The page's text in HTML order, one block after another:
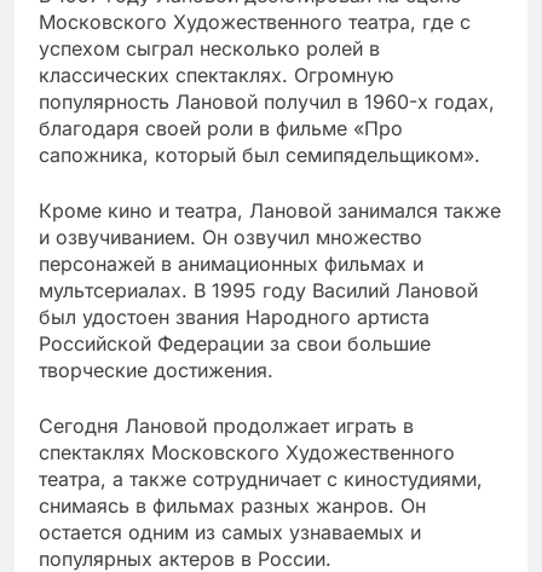
Московского Художественного театра, где с
успехом сыграл несколько ролей в
классических спектаклях. Огромную
популярность Лановой получил в 1960-х годах,
благодаря своей роли в фильме «Про
сапожника, который был семипядельщиком».
Кроме кино и театра, Лановой занимался также
и озвучиванием. Он озвучил множество
персонажей в анимационных фильмах и
мультсериалах. В 1995 году Василий Лановой
был удостоен звания Народного артиста
Российской Федерации за свои большие
творческие достижения.
Сегодня Лановой продолжает играть в
спектаклях Московского Художественного
театра, а также сотрудничает с киностудиями,
снимаясь в фильмах разных жанров. Он
остается одним из самых узнаваемых и
популярных актеров в России.